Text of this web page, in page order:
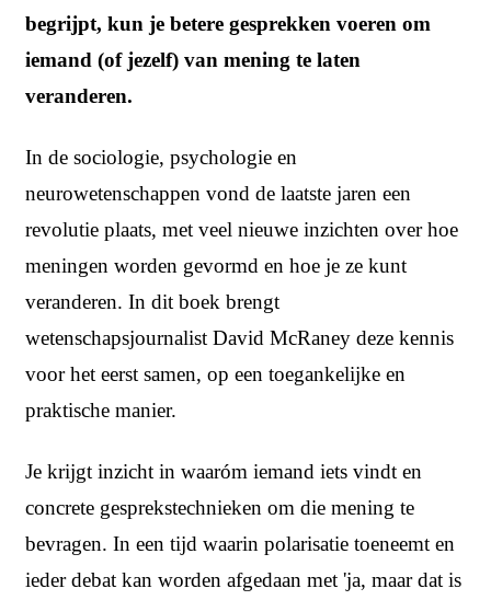
begrijpt, kun je betere gesprekken voeren om
iemand (of jezelf) van mening te laten
veranderen.
In de sociologie, psychologie en
neurowetenschappen vond de laatste jaren een
revolutie plaats, met veel nieuwe inzichten over hoe
meningen worden gevormd en hoe je ze kunt
veranderen. In dit boek brengt
wetenschapsjournalist David McRaney deze kennis
voor het eerst samen, op een toegankelijke en
praktische manier.
Je krijgt inzicht in waaróm iemand iets vindt en
concrete gesprekstechnieken om die mening te
bevragen. In een tijd waarin polarisatie toeneemt en
ieder debat kan worden afgedaan met 'ja, maar dat is